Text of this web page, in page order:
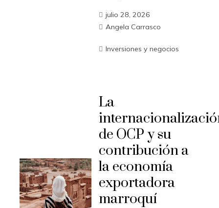
julio 28, 2026
Angela Carrasco
Inversiones y negocios
La
de OCP y su
contribución a
la economía
exportadora
marroquí